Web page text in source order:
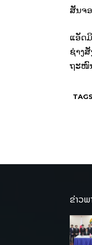
ສັນຈ
ແອັດ
ຊ່າງ
ຖະໜົ
TAGS
ຂ່າວພ